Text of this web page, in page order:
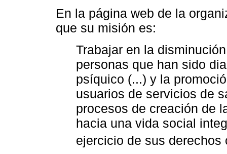
En la página web de la
que su misión es:
Trabajar en la
personas que han sido
psíquico (...) y la
usuarios de servicios de
procesos de creación de
hacia una vida social
ejercicio de sus derechos